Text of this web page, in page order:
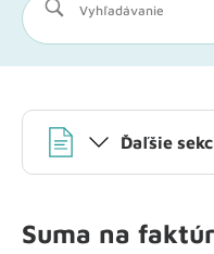
Vyhľadávanie
Ďaľšie
Suma na